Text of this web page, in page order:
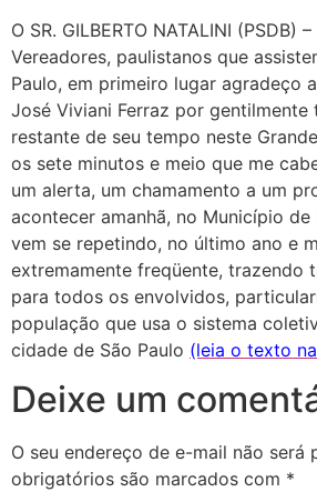
O SR. GILBERTO NATALINI (PSDB)
Vereadores, paulistanos que
Paulo, em primeiro lugar agradeço
José Viviani Ferraz por gentilmente
restante de seu tempo neste
os sete minutos e meio que me
um alerta, um chamamento a um
acontecer amanhã, no Município de
vem se repetindo, no último ano e
extremamente freqüente, trazendo
para todos os envolvidos,
população que usa o sistema
cidade de São Paulo (leia o texto
Deixe um
O seu endereço de e-mail não será
obrigatórios são marcados com *